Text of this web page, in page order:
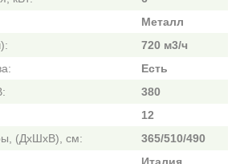
Металл
720 м3/ч
Есть
380
12
(ДхШхВ), см:
365/510/490